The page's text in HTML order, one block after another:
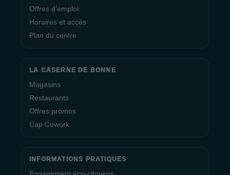
Offres d’emploi
Horaires et accès
Plan du centre
LA CASERNE DE BONNE
Magasins
Restaurants
Offres promos
Cap Cowork
INFORMATIONS PRATIQUES